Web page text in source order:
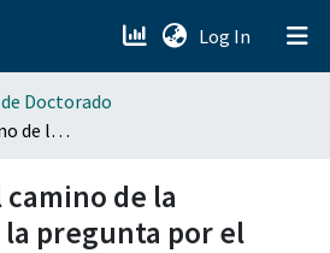
Log In (current)
Doctorado
Heidegger y el camino de la afectividad en la pregunta por el tiempo
de la
pregunta por el